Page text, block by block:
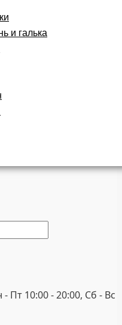
и галька
- Пт 10:00 - 20:00, Сб - Вс